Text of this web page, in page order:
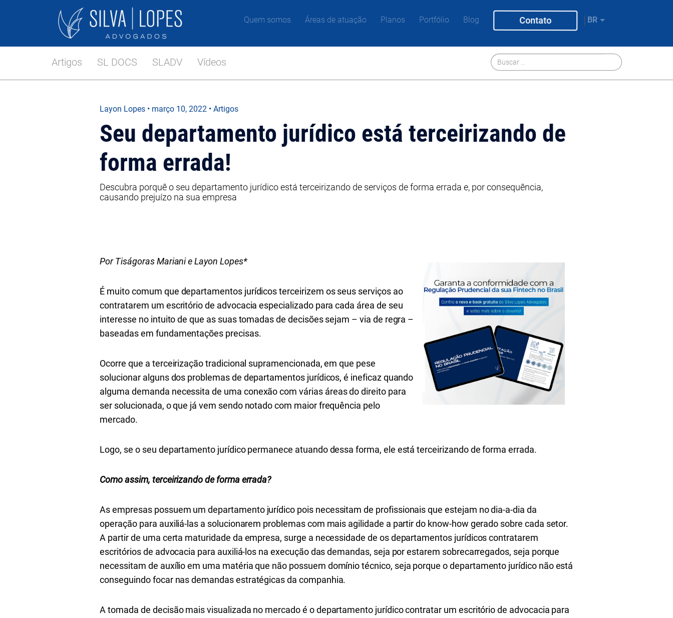
Quem somos Áreas de atuação Planos Portfólio Blog Contato BR
Artigos SL DOCS SLADV Vídeos
Layon Lopes • março 10, 2022 • Artigos
Seu departamento jurídico está terceirizando de
forma errada!
Descubra porquê o seu departamento jurídico está terceirizando de serviços de forma errada e, por consequência,
causando prejuízo na sua empresa
Por Tiságoras Mariani e Layon Lopes*
É muito comum que departamentos jurídicos terceirizem os seus serviços ao
contratarem um escritório de advocacia especializado para cada área de seu
interesse no intuito de que as suas tomadas de decisões sejam – via de regra –
baseadas em fundamentações precisas.
Ocorre que a terceirização tradicional supramencionada, em que pese
solucionar alguns dos problemas de departamentos jurídicos, é ineficaz quando
alguma demanda necessita de uma conexão com várias áreas do direito para
ser solucionada, o que já vem sendo notado com maior frequência pelo
mercado.
Logo, se o seu departamento jurídico permanece atuando dessa forma, ele está terceirizando de forma errada.
Como assim, terceirizando de forma errada?
As empresas possuem um departamento jurídico pois necessitam de profissionais que estejam no dia-a-dia da
operação para auxiliá-las a solucionarem problemas com mais agilidade a partir do know-how gerado sobre cada setor.
A partir de uma certa maturidade da empresa, surge a necessidade de os departamentos jurídicos contratarem
escritórios de advocacia para auxiliá-los na execução das demandas, seja por estarem sobrecarregados, seja porque
necessitam de auxílio em uma matéria que não possuem domínio técnico, seja porque o departamento jurídico não está
conseguindo focar nas demandas estratégicas da companhia.
A tomada de decisão mais visualizada no mercado é o departamento jurídico contratar um escritório de advocacia para